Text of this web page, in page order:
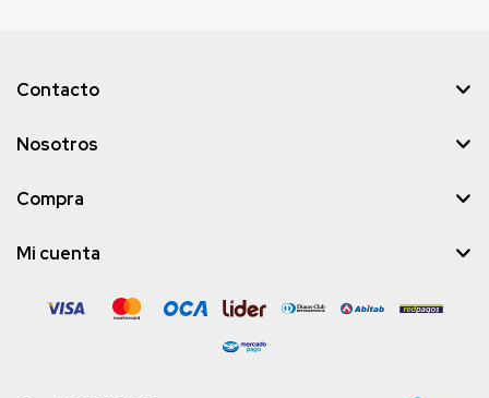
Contacto
Nosotros
Compra
Mi cuenta